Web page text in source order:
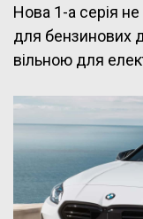
Нова 1-а серія
для бензинових
вільною для